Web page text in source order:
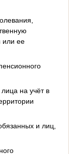
или ее
на учёт в
и лиц,